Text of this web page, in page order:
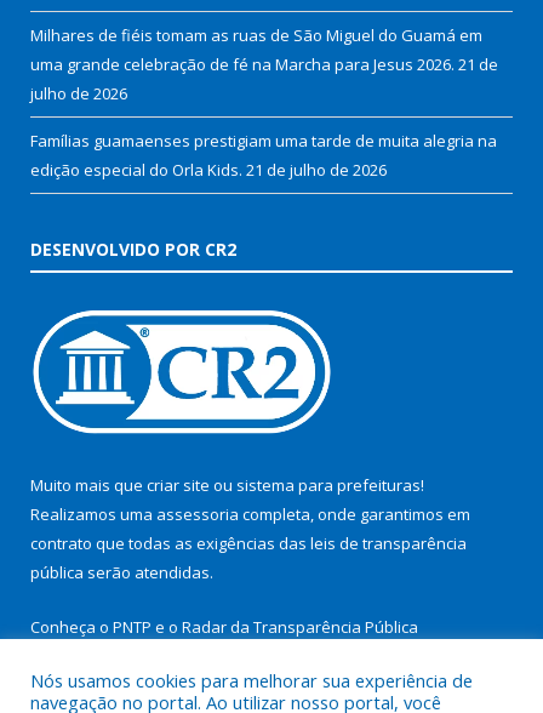
Milhares de fiéis tomam as ruas de São Miguel do Guamá em
uma grande celebração de fé na Marcha para Jesus 2026. 21 de
julho de 2026
Famílias guamaenses prestigiam uma tarde de muita alegria na
edição especial do Orla Kids. 21 de julho de 2026
DESENVOLVIDO POR CR2
Muito mais que criar site ou sistema para prefeituras!
Realizamos uma assessoria completa, onde garantimos em
contrato que todas as exigências das leis de transparência
pública serão atendidas.
Conheça o PNTP e o Radar da Transparência Pública
Nós usamos cookies para melhorar sua experiência de
navegação no portal. Ao utilizar nosso portal, você